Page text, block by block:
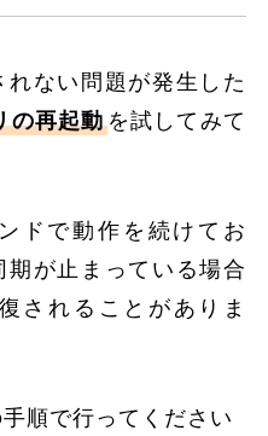
ない問題が発生した
の再起動を試してみて
ドで動作を続けてお
期が止まっている場合
されることがありま
順で行ってください